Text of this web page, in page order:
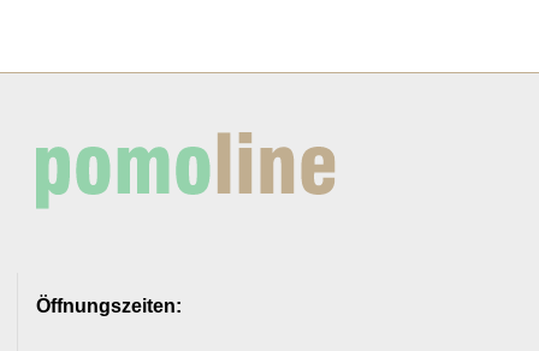
Öffnungszeiten: